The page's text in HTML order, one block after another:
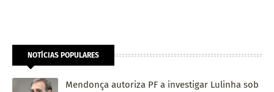
NOTÍCIAS POPULARES
Mendonça autoriza PF a investigar Lulinha sob